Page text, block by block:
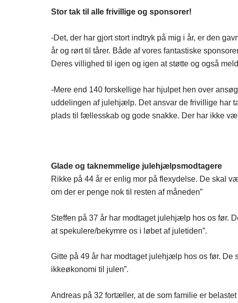
Stor tak til alle frivillige og sponsorer!
-Det, der har gjort stort indtryk på mig i år, er den
år og rørt til tårer. Både af vores fantastiske
Deres villighed til igen og igen at støtte og også
-Mere end 140 forskellige har hjulpet hen over
uddelingen af julehjælp. Det ansvar de frivillige har
plads til fællesskab og gode snakke. Der har ikke
Glade og taknemmelige julehjælpsmodtagere
Rikke på 44 år er enlig mor på flexydelse. De skal
om der er penge nok til resten af måneden”
Steffen på 37 år har modtaget julehjælp hos os før.
at spekulere/bekymre os i løbet af juletiden”.
Gitte på 49 år har modtaget julehjælp hos os før. De
ikkeøkonomi til julen”.
Andreas på 32 fortæller, at de som familie er